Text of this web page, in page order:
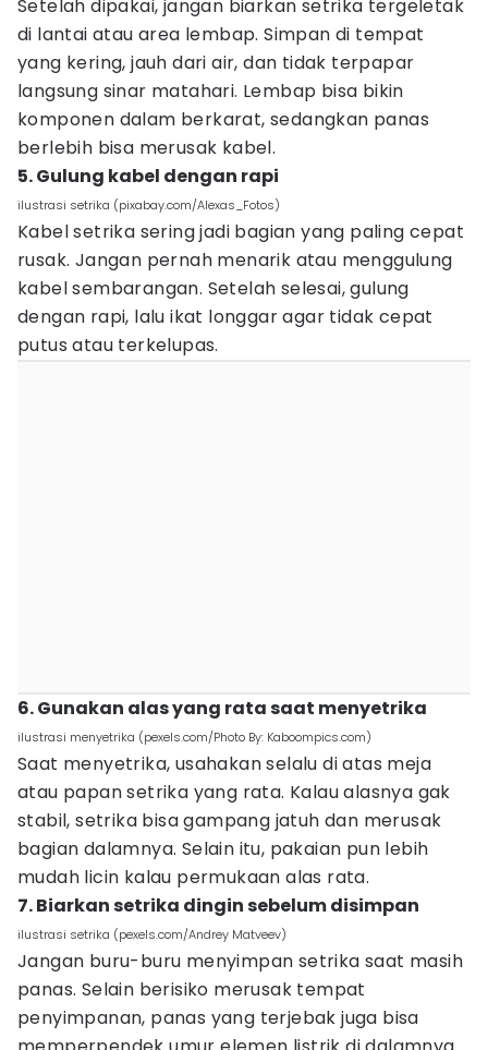
Setelah dipakai, jangan biarkan setrika tergeletak
di lantai atau area lembap. Simpan di tempat
yang kering, jauh dari air, dan tidak terpapar
langsung sinar matahari. Lembap bisa bikin
komponen dalam berkarat, sedangkan panas
berlebih bisa merusak kabel.
5. Gulung kabel dengan rapi
ilustrasi setrika (pixabay.com/Alexas_Fotos)
Kabel setrika sering jadi bagian yang paling cepat
rusak. Jangan pernah menarik atau menggulung
kabel sembarangan. Setelah selesai, gulung
dengan rapi, lalu ikat longgar agar tidak cepat
putus atau terkelupas.
6. Gunakan alas yang rata saat menyetrika
ilustrasi menyetrika (pexels.com/Photo By: Kaboompics.com)
Saat menyetrika, usahakan selalu di atas meja
atau papan setrika yang rata. Kalau alasnya gak
stabil, setrika bisa gampang jatuh dan merusak
bagian dalamnya. Selain itu, pakaian pun lebih
mudah licin kalau permukaan alas rata.
7. Biarkan setrika dingin sebelum disimpan
ilustrasi setrika (pexels.com/Andrey Matveev)
Jangan buru-buru menyimpan setrika saat masih
panas. Selain berisiko merusak tempat
penyimpanan, panas yang terjebak juga bisa